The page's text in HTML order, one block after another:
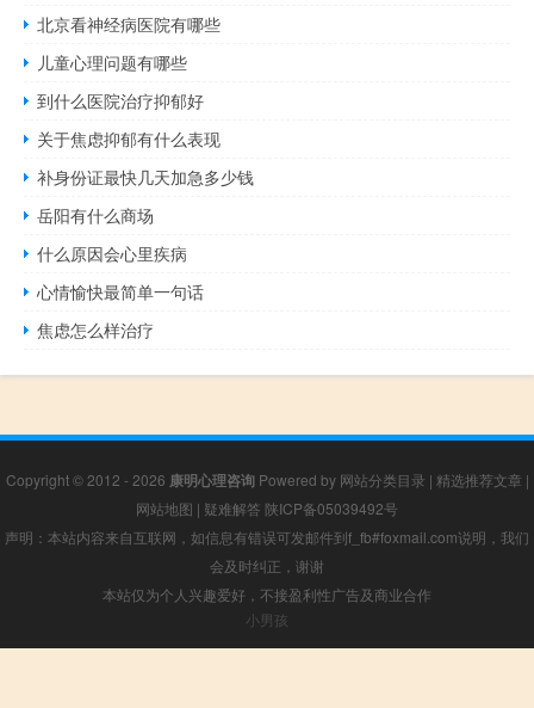
北京看神经病医院有哪些
儿童心理问题有哪些
到什么医院治疗抑郁好
关于焦虑抑郁有什么表现
补身份证最快几天加急多少钱
岳阳有什么商场
什么原因会心里疾病
心情愉快最简单一句话
焦虑怎么样治疗
Copyright © 2012 - 2026 康明心理咨询Powered by 网站分类目录 | 精选推荐文章 |
网站地图 | 疑难解答 陕ICP备05039492号
声明：本站内容来自互联网，如信息有错误可发邮件到f_fb#foxmail.com说明，我们
会及时纠正，谢谢
本站仅为个人兴趣爱好，不接盈利性广告及商业合作
小男孩